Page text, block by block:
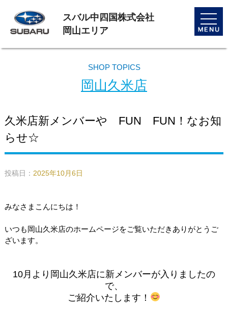
toggle
スバル中四国株式会社
岡山エリア
SHOP TOPICS
岡山久米店
久米店新メンバーや FUN FUN！なお知
らせ☆
投稿日： 2025年10月6日
みなさまこんにちは！
いつも岡山久米店のホームページをご覧いただきありがとうご
ざいます。
10月より岡山久米店に新メンバーが入りましたの
で、
ご紹介いたします！